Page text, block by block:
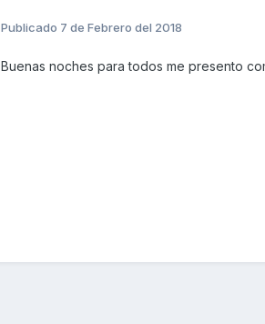
Publicado 7 de Febrero del 2018
Buenas noches para todos me presento